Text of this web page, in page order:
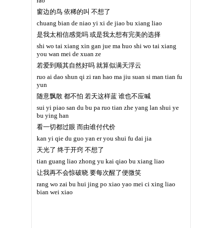
窗边的鸟 依稀的叫 不想了
chuang bian de niao yi xi de jiao bu xiang liao
是我太相信感觉吗 或是我太想有完美的选择
shi wo tai xiang xin gan jue ma huo shi wo tai xiang
you wan mei de xuan ze
若爱到顺其自然好吗 就算似满天浮云
ruo ai dao shun qi zi ran hao ma jiu suan si man tian fu
yun
随意飘散 都不怕 若天这样蓝 谁也不应喊
sui yi piao san du bu pa ruo tian zhe yang lan shui ye
bu ying han
看一切都过眼 而由谁付代价
kan yi qie du guo yan er you shui fu dai jia
天光了 终于开窍 不想了
tian guang liao zhong yu kai qiao bu xiang liao
让我再不会惊破晓 要每次醒了便微笑
rang wo zai bu hui jing po xiao yao mei ci xing liao
bian wei xiao